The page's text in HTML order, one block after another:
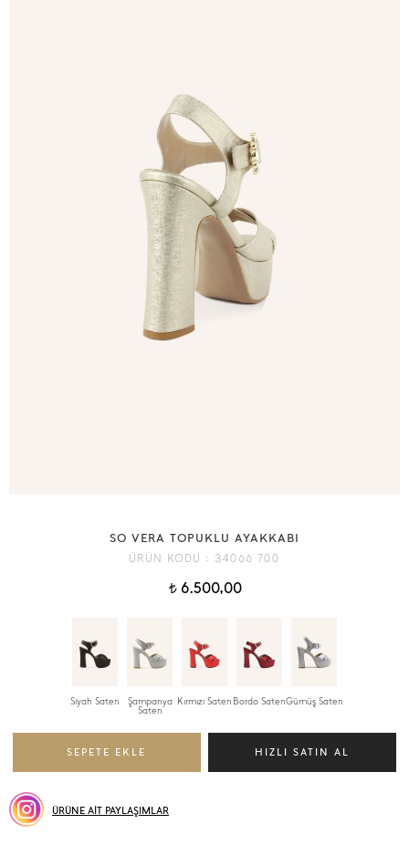
SO VERA TOPUKLU AYAKKABI
ÜRÜN KODU : 34066 700
t6.500,00
Siyah Saten Şampanya
Saten
Kırmızı Saten Bordo SatenGümüş Saten
ÜRÜNE AİT PAYLAŞIMLAR